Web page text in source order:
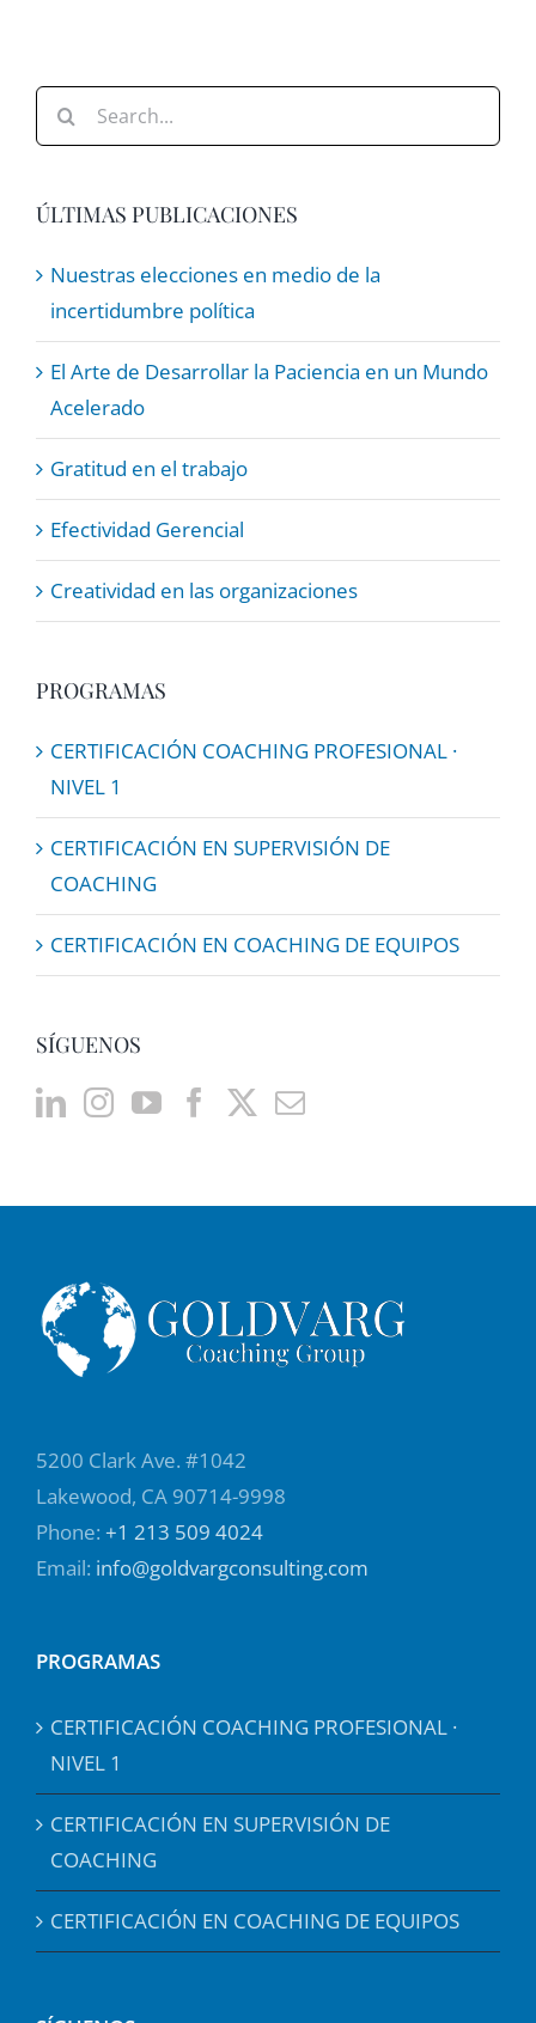
Search
for:
ÚLTIMAS PUBLICACIONES
Nuestras elecciones en medio de la
incertidumbre política
El Arte de Desarrollar la Paciencia en un Mundo
Acelerado
Gratitud en el trabajo
Efectividad Gerencial
Creatividad en las organizaciones
PROGRAMAS
CERTIFICACIÓN COACHING PROFESIONAL ·
NIVEL 1
CERTIFICACIÓN EN SUPERVISIÓN DE
COACHING
CERTIFICACIÓN EN COACHING DE EQUIPOS
SÍGUENOS
5200 Clark Ave. #1042
Lakewood, CA 90714-9998
Phone: +1 213 509 4024
Email: info@goldvargconsulting.com
PROGRAMAS
CERTIFICACIÓN COACHING PROFESIONAL ·
NIVEL 1
CERTIFICACIÓN EN SUPERVISIÓN DE
COACHING
CERTIFICACIÓN EN COACHING DE EQUIPOS